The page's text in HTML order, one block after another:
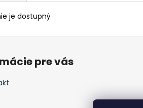
je dostupný
pre vás